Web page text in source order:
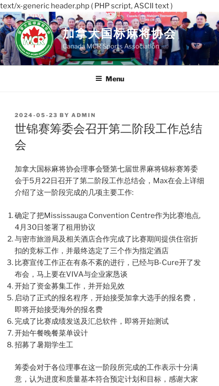
text/x-generic header.php ( PHP script, ASCII text )
Skip
to
content
加拿大国标麻将协会
Canada MCR Sports Association
Menu
POSTED
ON
2024-05-23 BY ADMIN
世锦赛筹委会召开第二阶段工作总结
会
加拿大国标麻将协会理事会暨第七届世界麻将锦标赛筹委
会于5月22日召开了第二阶段工作总结会，Max在会上详细
介绍了这一阶段完成的几项主要工作:
确定了把Mississauga Convention Centre作为比赛地点,
4月30日签署了租用协议
与密市旅游局及相关酒店合作完成了比赛期间提供住宿折
扣的竞标工作，并最终选定了三个作为指定酒店
比赛宣传工作正在有条不紊的进行，已经与B-Cure开了发
布会，马上要在VIVA与企业家恳谈
开始了资金募集工作，并开始见效
启动了正式的报名程序，开始接受加拿大选手的报名费，
即将开始接受海外的报名费
完成了比赛成绩发送及汇总软件，即将开始测试
开始午餐晚餐菜单设计
招募了暑期学生工
筹委会对于各位理事在这一阶段所完成的工作表示十分满
意，认为进度和质量基本符合预定计划和目标，感谢大家